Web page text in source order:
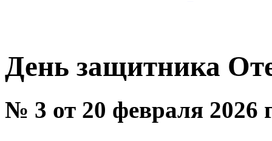
День защитника
№ 3 от 20 февраля 2026